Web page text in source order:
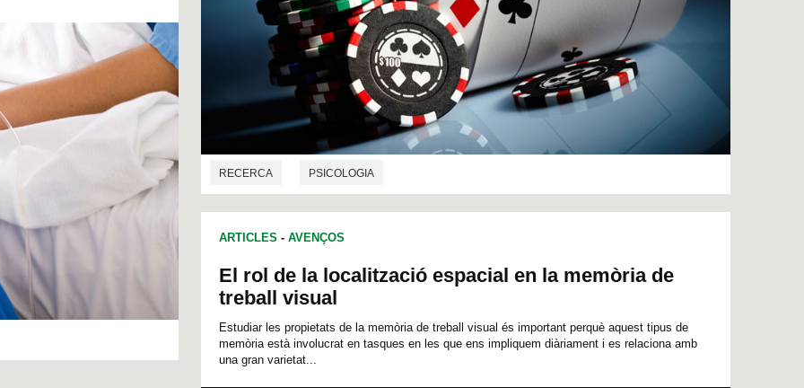
RECERCA PSICOLOGIA
ARTICLES - AVENÇOS
El rol de la localització espacial en la memòria de
treball visual
Estudiar les propietats de la memòria de treball visual és important perquè aquest tipus de
memòria està involucrat en tasques en les que ens impliquem diàriament i es relaciona amb
una gran varietat...